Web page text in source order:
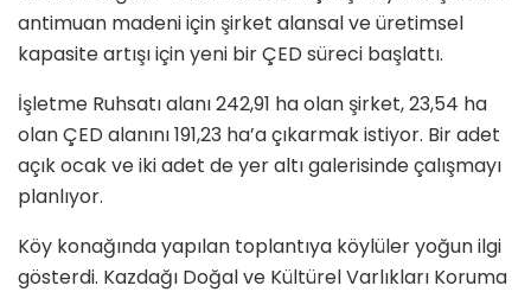
antimuan madeni için şirket alansal ve üretimsel
kapasite artışı için yeni bir ÇED süreci başlattı.
İşletme Ruhsatı alanı 242,91 ha olan şirket, 23,54 ha
olan ÇED alanını 191,23 ha’a çıkarmak istiyor. Bir adet
açık ocak ve iki adet de yer altı galerisinde çalışmayı
planlıyor.
Köy konağında yapılan toplantıya köylüler yoğun ilgi
gösterdi. Kazdağı Doğal ve Kültürel Varlıkları Koruma